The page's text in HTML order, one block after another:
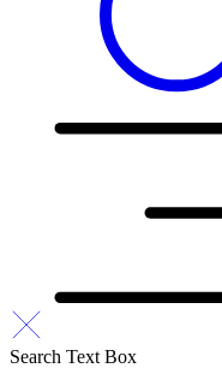
Search Text Box